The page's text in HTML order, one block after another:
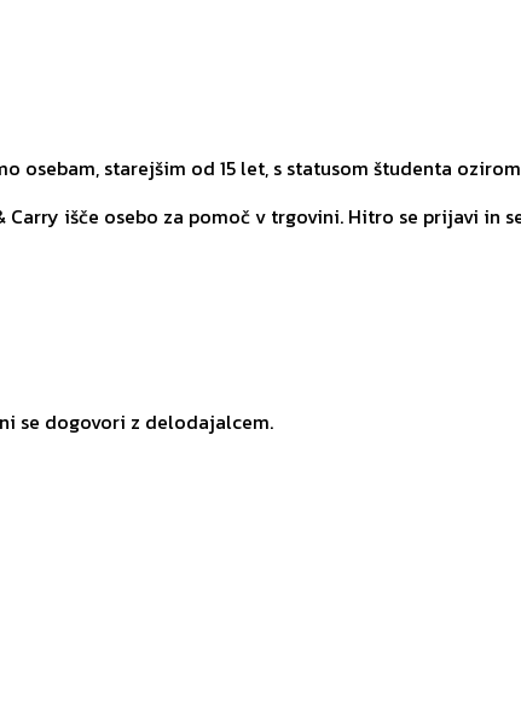
osebam, starejšim od 15 let, s statusom študenta
Carry išče osebo za pomoč v trgovini. Hitro se prijavi in
se dogovori z delodajalcem.